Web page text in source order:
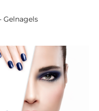
Gelnagels